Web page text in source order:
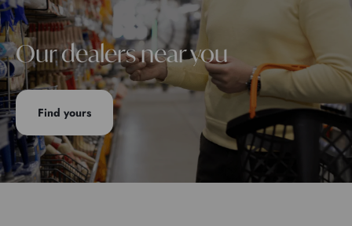
Our dealers near you
Find yours